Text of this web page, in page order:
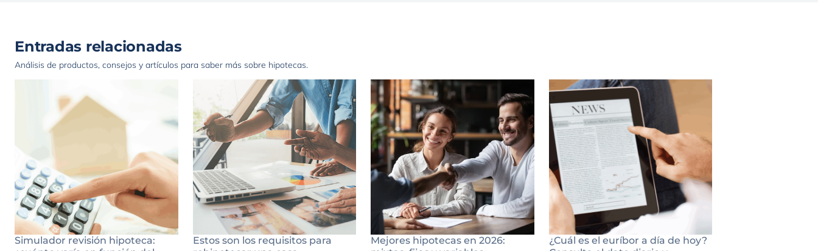
Entradas relacionadas
Análisis de productos, consejos y artículos para saber más sobre hipotecas.
Simulador revisión hipoteca:
Estos son los requisitos para
Mejores hipotecas en 2026:
¿Cuál es el euríbor a día de hoy?